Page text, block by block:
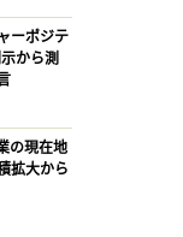
ーポジテ
から測
の現在地
拡大から